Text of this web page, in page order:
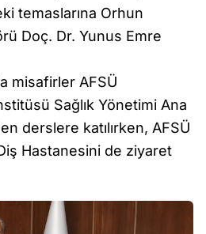
temaslarına Orhun
Doç. Dr. Yunus Emre
misafirler AFSÜ
Sağlık Yönetimi Ana
derslere katılırken, AFSÜ
Hastanesini de ziyaret